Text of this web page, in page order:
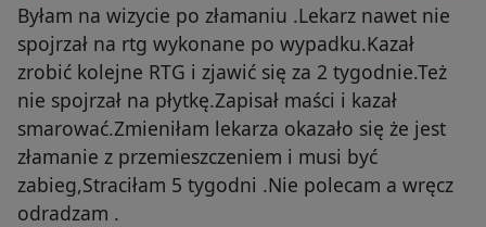
Byłam na wizycie po złamaniu .Lekarz nawet nie
spojrzał na rtg wykonane po wypadku.Kazał
zrobić kolejne RTG i zjawić się za 2 tygodnie.Też
nie spojrzał na płytkę.Zapisał maści i kazał
smarować.Zmieniłam lekarza okazało się że jest
złamanie z przemieszczeniem i musi być
zabieg,Straciłam 5 tygodni .Nie polecam a wręcz
odradzam .